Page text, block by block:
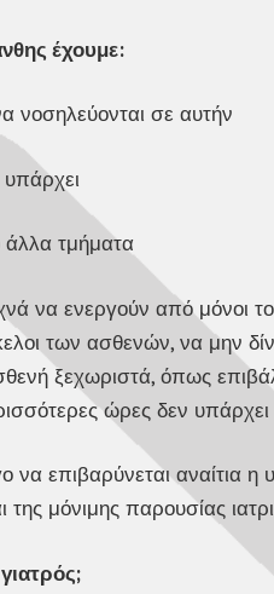
έχουμε:
νοσηλεύονται σε αυτήν
άλλα τμήματα
να ενεργούν από μόνοι
των ασθενών, να μην
ξεχωριστά, όπως
ώρες δεν
επιβαρύνεται αναίτια η
της μόνιμης παρουσίας